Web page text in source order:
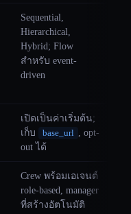
Sequential,
Hierarchical,
Hybrid; Flow
สำหรับ event-
driven
เปิดเป็นค่าเริ่มต้น;
เก็บ
base_url , opt-
out ได้
Crew พร้อมเอเจนต์
role-based, manager
ที่สร้างอัตโนมัติ